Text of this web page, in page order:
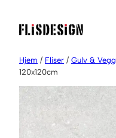
innhold
Hjem / Fliser / Gulv & Vegg
120x120cm